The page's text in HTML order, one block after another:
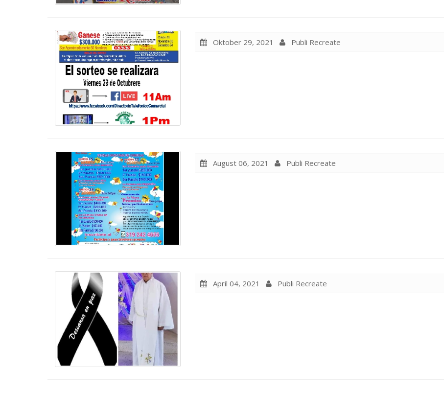
Oktober 29, 2021 Publi Recreate
August 06, 2021 Publi Recreate
April 04, 2021 Publi Recreate